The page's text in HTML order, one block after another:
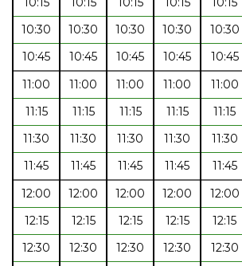
10:30
10:30 10:30 10:30 10:30
10:45
10:45 10:45 10:45 10:45
11:00
11:00 11:00 11:00 11:00
11:15
11:15 11:15 11:15 11:15
11:30
11:30 11:30 11:30 11:30
11:45
11:45 11:45 11:45 11:45
12:00
12:00 12:00 12:00 12:00
12:15
12:15 12:15 12:15 12:15
12:30
12:30 12:30 12:30 12:30